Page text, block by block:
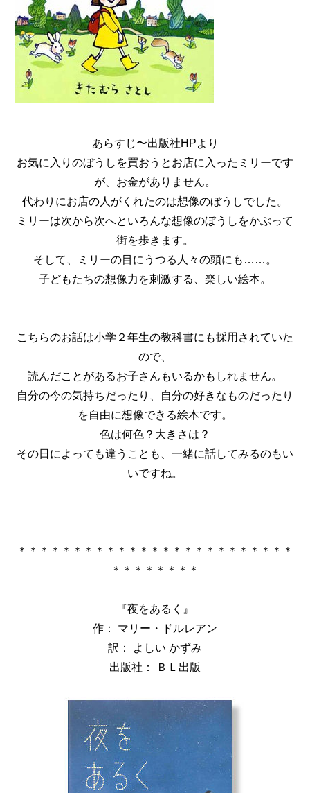
あらすじ〜出版社HPより
お気に入りのぼうしを買おうとお店に入ったミリーです
が、お金がありません。
代わりにお店の人がくれたのは想像のぼうしでした。
ミリーは次から次へといろんな想像のぼうしをかぶって
街を歩きます。
そして、ミリーの目にうつる人々の頭にも……。
子どもたちの想像力を刺激する、楽しい絵本。
こちらのお話は小学２年生の教科書にも採用されていた
ので、
読んだことがあるお子さんもいるかもしれません。
自分の今の気持ちだったり、自分の好きなものだったり
を自由に想像できる絵本です。
色は何色？大きさは？
その日によっても違うことも、一緒に話してみるのもい
いですね。
＊＊＊＊＊＊＊＊＊＊＊＊＊＊＊＊＊＊＊＊＊＊＊＊＊
＊＊＊＊＊＊＊＊
『夜をあるく』
作： マリー・ドルレアン
訳： よしい かずみ
出版社： ＢＬ出版